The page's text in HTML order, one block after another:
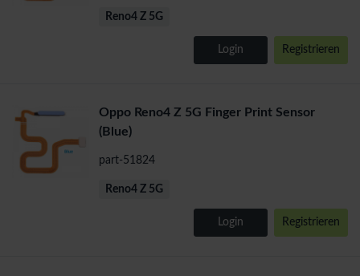
Reno4 Z 5G
Login Registrieren
Oppo Reno4 Z 5G Finger Print Sensor
(Blue)
part-51824
Reno4 Z 5G
Login Registrieren